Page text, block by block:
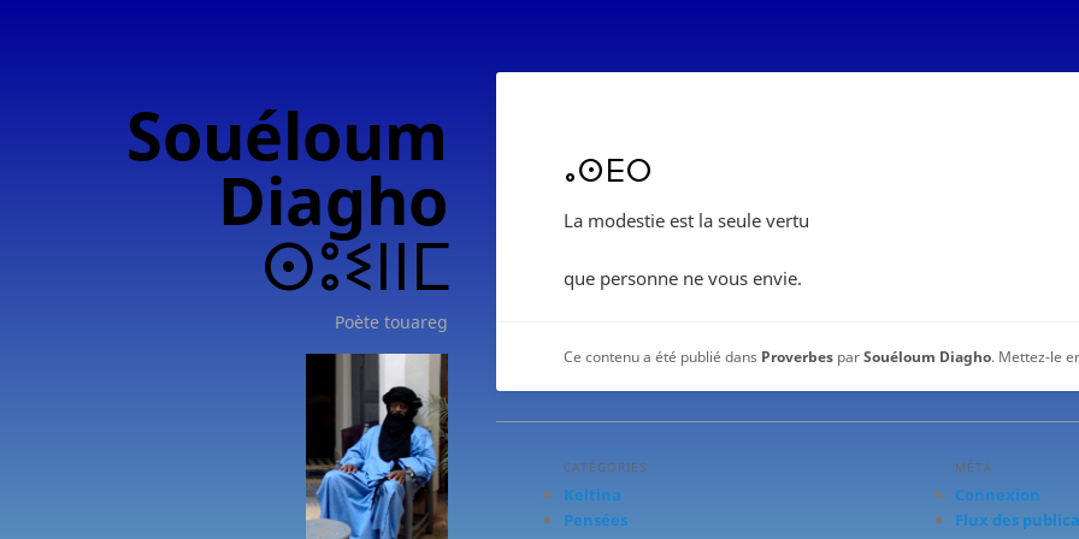
Souéloum
Diagho
ⵙⵓⵉⵏⵏⵎ
Poète touareg
ⴰⵙⴹⵔ
La modestie est la seule vertu
que personne ne vous envie.
Ce contenu a été publié dans Proverbes parSouéloum Diagho. Mettez-le
CATÉGORIES
Keltina
Pensées
MÉTA
Connexion
Flux des